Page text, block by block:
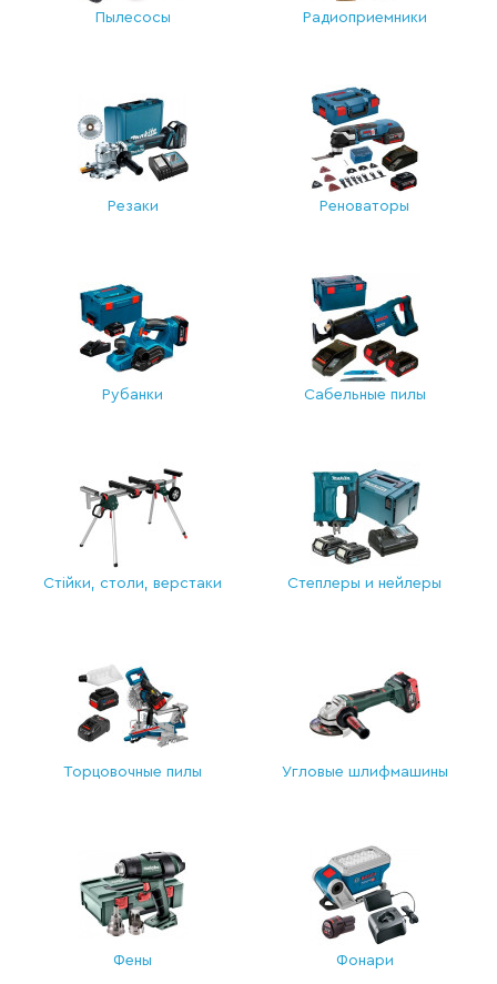
Пылесосы Радиоприемники
Резаки Реноваторы
Рубанки Сабельные пилы
Стійки, столи, верстаки Степлеры и нейлеры
Торцовочные пилы Угловые шлифмашины
Фены Фонари